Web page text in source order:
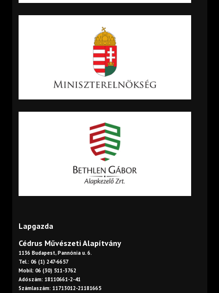
Lapgazda
Cédrus Művészeti Alapítvány
1136 Budapest, Pannónia u. 6.
Tel.: 06 (1) 247-6657
Mobil: 06 (30) 511-3762
Adószám: 18110661-2-41
Számlaszám: 11713012-21181665